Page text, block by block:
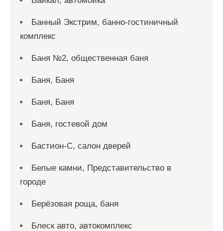
Банный Экстрим, банно-гостиничный
комплекс
Баня №2, общественная баня
Баня, Баня
Баня, Баня
Баня, гостевой дом
Бастион-С, салон дверей
Белые камни, Представительство в
городе
Берёзовая роща, баня
Блеск авто, автокомплекс